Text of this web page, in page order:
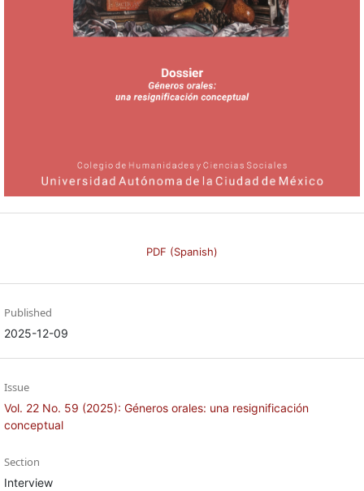
PDF (Spanish)
Published
2025-12-09
Issue
Vol. 22 No. 59 (2025): Géneros orales: una resignificación
conceptual
Section
Interview